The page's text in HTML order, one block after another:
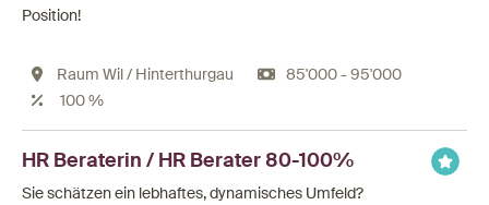
Position!
Raum Wil / Hinterthurgau
85'000 - 95'000
100 %
HR Beraterin / HR Berater 80-100%
Sie schätzen ein lebhaftes, dynamisches Umfeld?